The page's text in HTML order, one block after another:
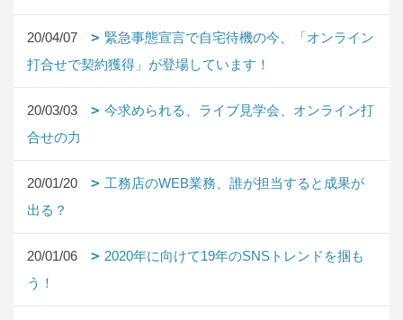
20/04/07
緊急事態宣言で自宅待機の今、「オンライン
打合せで契約獲得」が登場しています！
20/03/03
今求められる、ライブ見学会、オンライン打
合せの力
20/01/20
工務店のWEB業務、誰が担当すると成果が
出る？
20/01/06
2020年に向けて19年のSNSトレンドを掴も
う！